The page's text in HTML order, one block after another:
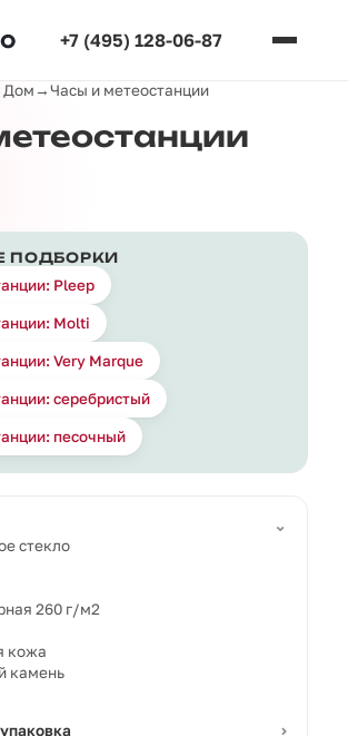
+7 (495) 128-06-87
Дом→Часы и метеостанции
ПОДБОРКИ
Pleep
Molti
Very Marque
серебристый
песочный
⌄
стекло
260 г/м2
кожа
камень
⌄